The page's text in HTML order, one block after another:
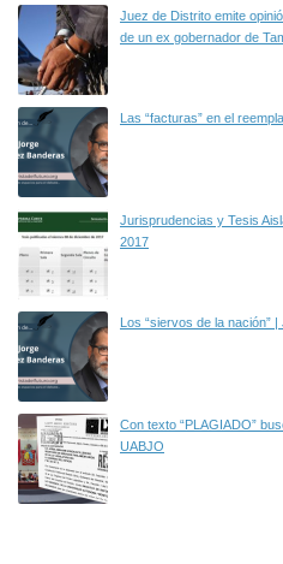
Juez de Distrito emite
de un ex gobernador de
Las “facturas” en el
Jurisprudencias y Tesis
2017
Los “siervos de la nación”
Con texto “PLAGIADO”
UABJO